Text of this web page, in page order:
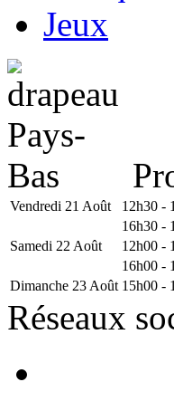
Jeux
Vendredi 21 Août 12h30 -
16h30 -
Samedi 22 Août
12h00 -
16h00 -
Dimanche 23 Août 15h00 -
Réseaux